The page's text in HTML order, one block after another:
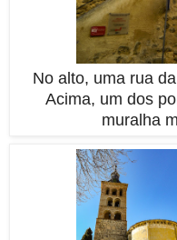
No alto, uma rua
Acima, um dos
muralha